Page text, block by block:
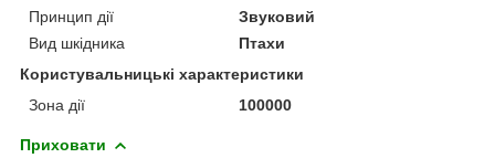
Принцип дії
Звуковий
Вид шкідника
Птахи
Користувальницькі характеристики
Зона дії
100000
Приховати